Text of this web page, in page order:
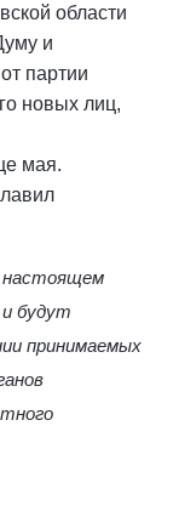
области
и
партии
новых лиц,
мая.
настоящем
будут
принимаемых